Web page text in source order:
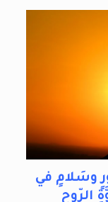
وسَلامٍ في
الرّوحِ